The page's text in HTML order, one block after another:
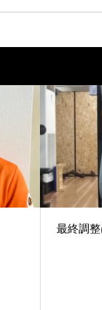
最終調